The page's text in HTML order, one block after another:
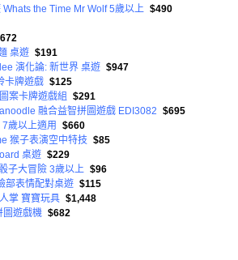
the Time Mr Wolf 5歲以上 $490
桌遊 $191
演化論: 新世界 桌遊 $947
卡牌遊戲 $125
案卡牌遊戲組
$291
融合益智拼圖遊戲 EDI3082 $695
歲以上適用
$660
猴子表演空中特技 $85
桌遊 $229
子大冒險 3歲以上 $96
部表情配對桌遊 $115
掌 寶寶玩具 $1,448
圖遊戲機 $682